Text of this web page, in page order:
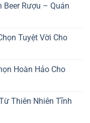
Beer Rượu – Quán
Tuyệt Vời Cho
Hoàn Hảo Cho
Thiên Nhiên Tĩnh